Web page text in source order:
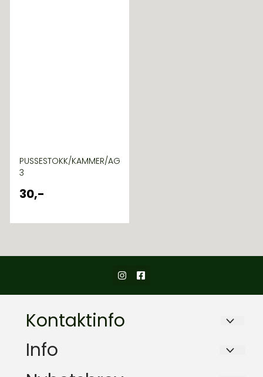
PUSSESTOKK/KAMMER/AG
3
30,-
Kontaktinfo
ARMY & OUTDOOR AS
Info
Logg på